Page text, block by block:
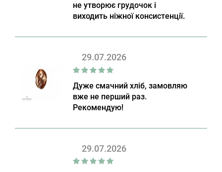
не утворює грудочок і
виходить ніжної консистенції.
29.07.2026
Дуже смачний хліб, замовляю
вже не перший раз.
Рекомендую!
29.07.2026